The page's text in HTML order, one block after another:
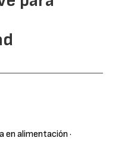
en alimentación ·